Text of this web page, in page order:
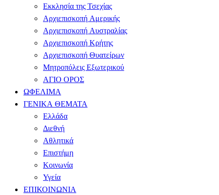
Εκκλησία της Τσεχίας
Αρχιεπισκοπή Αμερικής
Αρχιεπισκοπή Αυστραλίας
Αρχιεπισκοπή Κρήτης
Αρχιεπισκοπή Θυατείρων
Μητροπόλεις Εξωτερικού
ΑΓΙΟ ΟΡΟΣ
ΩΦΕΛΙΜΑ
ΓΕΝΙΚΑ ΘΕΜΑΤΑ
Ελλάδα
Διεθνή
Αθλητικά
Επιστήμη
Κοινωνία
Υγεία
ΕΠΙΚΟΙΝΩΝΙΑ